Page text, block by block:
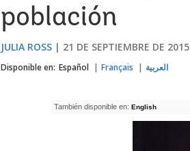
población
JULIA ROSS 21 DE SEPTIEMBRE DE 2015
Disponible en: Español Français العربية
También disponible en: English